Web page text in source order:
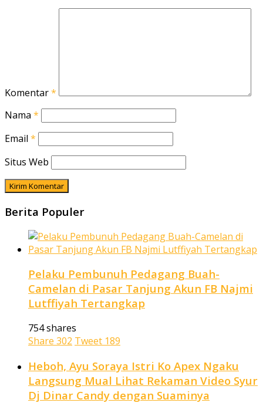
Komentar*
Nama *
Email *
Situs Web
Berita Populer
Pelaku Pembunuh Pedagang Buah-
Camelan di Pasar Tanjung Akun FB Najmi
Lutffiyah Tertangkap
754 shares
Share 302 Tweet 189
Heboh, Ayu Soraya Istri Ko Apex Ngaku
Langsung Mual Lihat Rekaman Video Syur
Dj Dinar Candy dengan Suaminya